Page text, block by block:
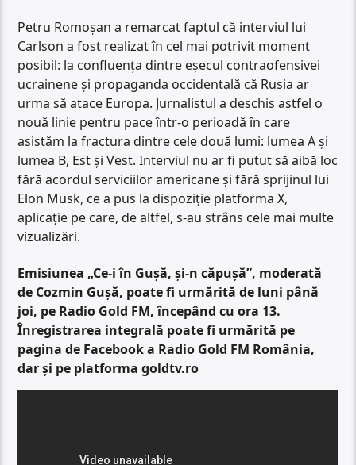
Petru Romoșan a remarcat faptul că interviul lui
Carlson a fost realizat în cel mai potrivit moment
posibil: la confluența dintre eșecul contraofensivei
ucrainene și propaganda occidentală că Rusia ar
urma să atace Europa. Jurnalistul a deschis astfel o
nouă linie pentru pace într-o perioadă în care
asistăm la fractura dintre cele două lumi: lumea A și
lumea B, Est și Vest. Interviul nu ar fi putut să aibă loc
fără acordul serviciilor americane și fără sprijinul lui
Elon Musk, ce a pus la dispoziție platforma X,
aplicație pe care, de altfel, s-au strâns cele mai multe
vizualizări.
Emisiunea „Ce-i în Gușă, și-n căpușă”, moderată
de Cozmin Gușă, poate fi urmărită de luni până
joi, pe Radio Gold FM, începând cu ora 13.
Înregistrarea integrală poate fi urmărită pe
pagina de Facebook a Radio Gold FM România,
dar și pe platforma goldtv.ro